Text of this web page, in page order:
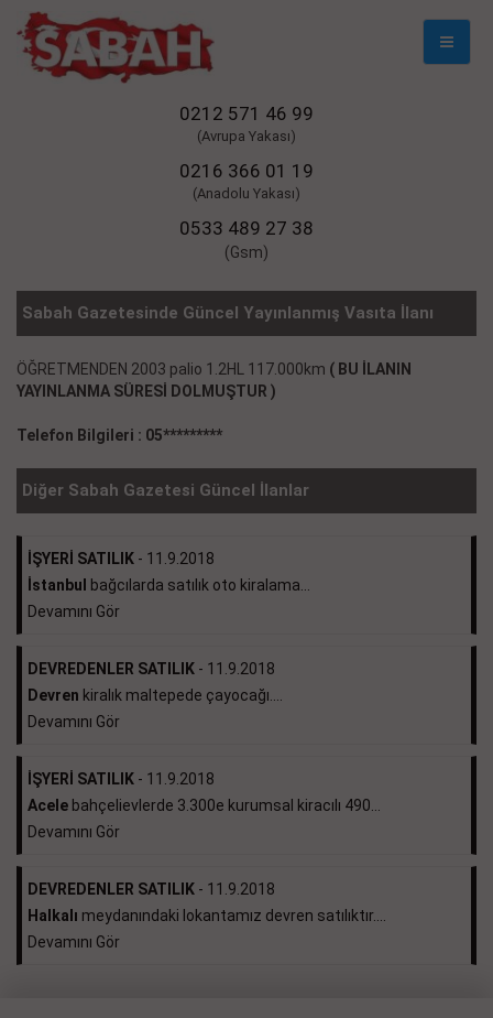
Mobil
0212 571 46 99
(Avrupa Yakası)
0216 366 01 19
(Anadolu Yakası)
0533 489 27 38
(Gsm)
Sabah Gazetesinde Güncel Yayınlanmış Vasıta İlanı
ÖĞRETMENDEN 2003 palio 1.2HL 117.000km ( BU İLANIN
YAYINLANMA SÜRESİ DOLMUŞTUR )
Telefon Bilgileri : 05*********
Diğer Sabah Gazetesi Güncel İlanlar
İŞYERİ SATILIK - 11.9.2018
İstanbul
bağcılarda satılık oto kiralama...
Devamını Gör
DEVREDENLER SATILIK - 11.9.2018
Devren kiralık maltepede çayocağı....
Devamını Gör
İŞYERİ SATILIK - 11.9.2018
Acele bahçelievlerde 3.300e kurumsal kiracılı 490...
Devamını Gör
DEVREDENLER SATILIK - 11.9.2018
Halkalı meydanındaki lokantamız devren satılıktır....
Devamını Gör